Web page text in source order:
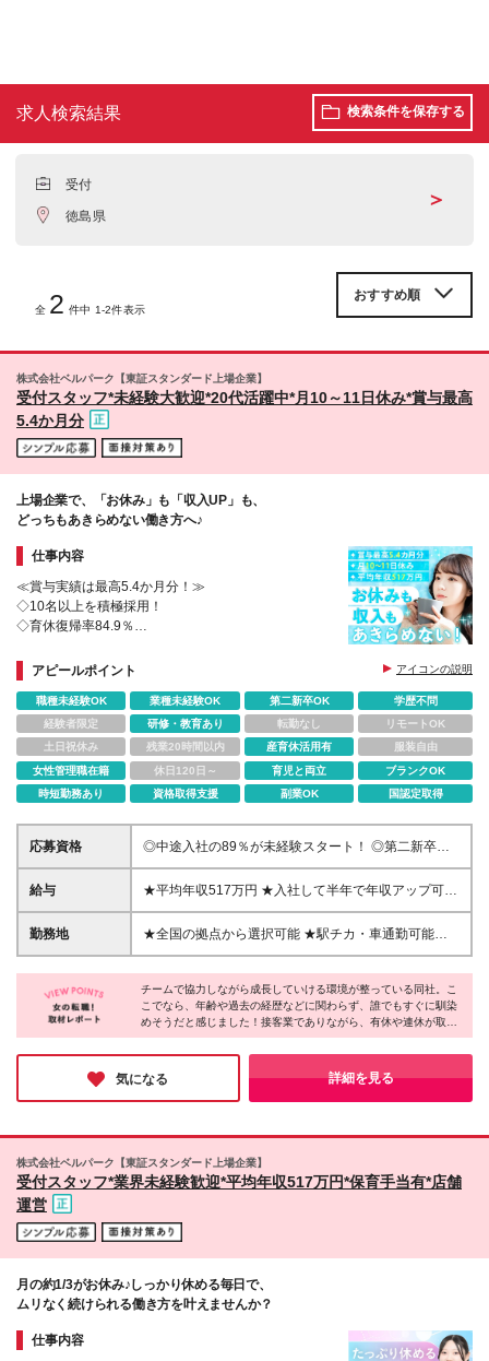
求人検索結果 検索条件を保存する
受付
徳島県
＞
全 2 件中 1-2件表示
株式会社ベルパーク【東証スタンダード上場企業】
受付スタッフ*未経験大歓迎*20代活躍中*月10～11日休み*賞与最高
5.4か月分
上場企業で、「お休み」も「収入UP」も、
どっちもあきらめない働き方へ♪
仕事内容
≪賞与実績は最高5.4か月分！≫
◇10名以上を積極採用！
◇育休復帰率84.9％
◇資格取得で最大月8万円給与UP
アピールポイント アイコンの説明
職種未経験OK 業種未経験OK 第二新卒OK
学歴不問
経験者限定
研修・教育あり 転勤なし
リモートOK
土日祝休み
残業20時間以内 産育休活用有
服装自由
女性管理職在籍
休日120日～ 育児と両立
ブランクOK
時短勤務あり
資格取得支援 副業OK 国認定取得
応募資格
◎中途入社の89％が未経験スタート！ ◎第二新卒歓
迎！ ◎人柄重視の採用！ ------------ ◆学歴不問 ◆35歳
以下（若年層の長期キャリア形成を図るため） --------
スマートフォン、タブレット、PCなど通信機器に関
する商品知識は一切不要！
給与
★平均年収517万円 ★入社して半年で年収アップ可
能！ ★資格取得で月給＋最大8万円 ★試験の合格率、
資格保有率はともに約90％！！ ＜想定月収＞ ■関
万6,152円＋各種手当＋賞与年2回 ■その他の地域：月
収24万1,979円～39万0,280円＋各種手当＋賞与年2回
※上記には25時間の想定残業時間を含んで算出してお
3,000円（想定残業時間30h+資格取得の場合） ＜給与
詳細＞ ■関東：月給24万3,500円～38万2,400円 ※上
23万2,400円～37万1,300円 ※上記には15時間分のみ
なし残業手当：2万3,400円～3万7,300円を含んでい
上記には15時間分のみなし残業手当：2万2,800円～3
万6,800円を含んでいます。 ※経験・能力を考慮し決
給与・福利厚生に差異なし
勤務地
★全国の拠点から選択可能 ★駅チカ・車通勤可能店
舗も多 ★引っ越し費用のサポートあり（社宅・家賃
補助制度など） ＜特に積極採用中！＞ 東京、神奈
川、千葉、埼玉、福井、愛知、三重、岐阜 ＜募集エ
リア＞ 【東北】宮城、福島 【関東】東京、神奈川、
千葉、埼玉、栃木、群馬、茨城 【北陸・甲信越】福
井、新潟 【東海】愛知、三重、岐阜 【関西】大阪
【中国】岡山、広島、鳥取、島根 【四国】徳島、香
ービル3・6・7・8・9F ※就業場所の変更の範囲：会
社の定める場所
チームで協力しながら成長していける環境が整っている同社。こ
こでなら、年齢や過去の経歴などに関わらず、誰でもすぐに馴染
めそうだと感じました！接客業でありながら、有休や連休が取り
やすく、プライベートも大切にできる点も魅力的♪また、頑張り
が正当に評価され、ライフイベントを迎えてもキャリアを積んで
いける制度がしっかり整っているので、「働きやすさ・キャリ
ア・収入」の好バランスを求める方にオススメです♪
気になる 詳細を見る
株式会社ベルパーク【東証スタンダード上場企業】
受付スタッフ*業界未経験歓迎*平均年収517万円*保育手当有*店舗
運営
月の約1/3がお休み♪しっかり休める毎日で、
ムリなく続けられる働き方を叶えませんか？
仕事内容